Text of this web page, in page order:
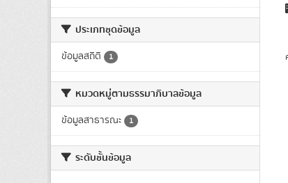
ประเภทชุดข้อมูล
ข้อมูลสถิติ 1
หมวดหมู่ตามธรรมาภิบาลข้อมูล
ข้อมูลสาธารณะ 1
ระดับชั้นข้อมูล